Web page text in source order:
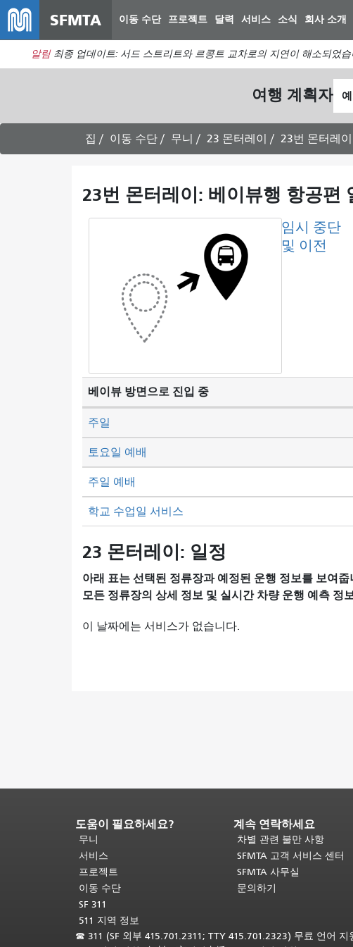
SFMTA 이동 수단 프로젝트 달력 서비스 소식 회사 소개
알림 최종 업데이트: 서드 스트리트와 르콩트 교차로의 지연이 해소되었
여행 계획자
위
치
집 이동 수단 무니 23 몬터레이 23번 몬터레
23번 몬터레이: 베이뷰행 항공편
임시 중단
및 이전
베이뷰 방면으로 진입 중
토요일 예배
주일 예배
주일
학교 수업일 서비스
23 몬터레이: 일정
아래 표는 선택된 정류장과 예정된 운행 정보를 보여줍
모든 정류장의 상세 정보 및 실시간 차량 운행 예측 정
이 날짜에는 서비스가 없습니다.
페
이
지
내
용
끝
다. 이
도움이 필요하세요?
무니
서비스
프로젝트
이동 수단
SF 311
511 지역 정보
계속 연락하세요
차별 관련 불만 사항
SFMTA 고객 서비스 센터
SFMTA 사무실
문의하기
☎ 311 (SF 외부 415.701.2311; TTY 415.701.2323) 무료 언어 지